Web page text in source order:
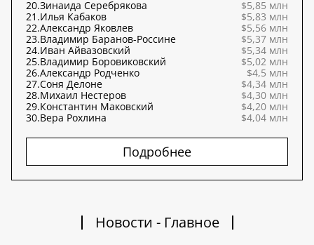
20.Зинаида Серебрякова
$5,85 млн
21.Илья Кабаков
$5,83 млн
22.Александр Яковлев
$5,56 млн
23.Владимир Баранов-Россине
$5,37 млн
24.Иван Айвазовский
$5,34 млн
25.Владимир Боровиковский
$5,02 млн
26.Александр Родченко
$4,5 млн
27.Соня Делоне
$4,34 млн
28.Михаил Нестеров
$4,30 млн
29.Константин Маковский
$4,20 млн
30.Вера Рохлина $4,04 млн
Подробнее
Новости - Главное